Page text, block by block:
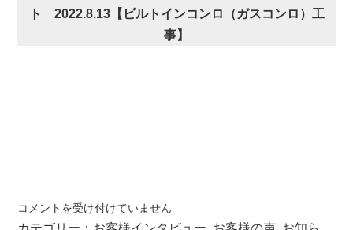
ト 2022.8.13【 ビルトインコンロ（ガスコンロ）工
事】
お
客
コメントを受け付けていません